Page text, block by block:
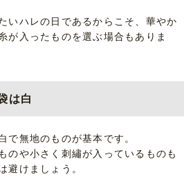
いハレの日であるからこそ、華やか
が入ったものを選ぶ場合もありま
は白
で無地のものが基本です。
のや小さく刺繡が入っているものも
避けましょう。